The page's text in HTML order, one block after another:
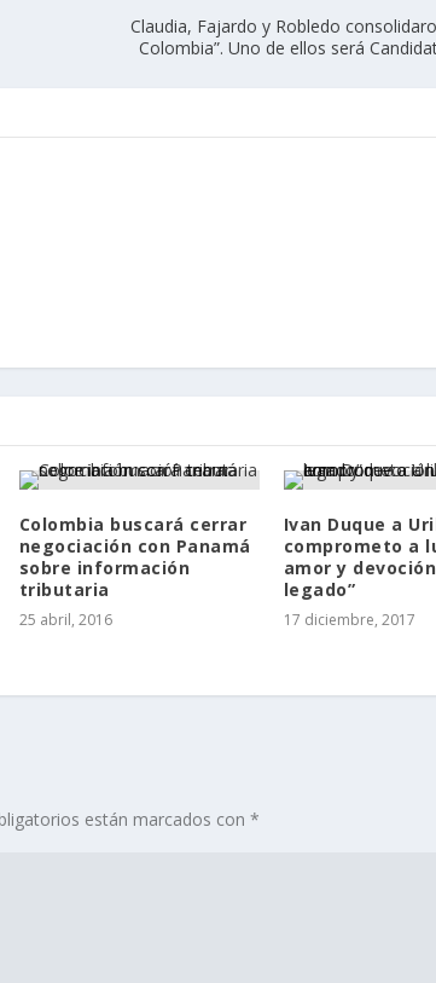
Claudia, Fajardo y Robledo
Colombia”. Uno de ellos será
Colombia buscará cerrar
negociación con Panamá
sobre información
tributaria
25 abril, 2016
Ivan Duque a
comprometo a
amor y
legado”
17 diciembre, 2017
están marcados con*